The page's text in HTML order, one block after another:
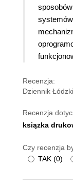
Recenzja:
Dziennik
Recenzja
ksiązka
Czy recenzja
TAK (0)